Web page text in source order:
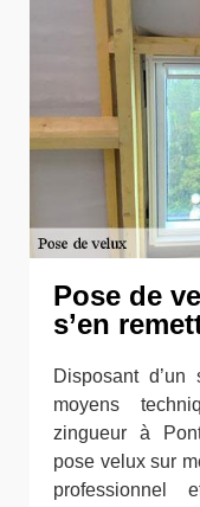
Pose de
s’en
Disposant
moyens
zingueur à
pose velux sur
professionnel